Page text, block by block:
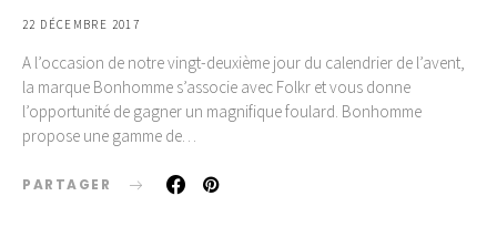
22 DÉCEMBRE 2017
A l’occasion de notre vingt-deuxième jour du calendrier de l’avent,
la marque Bonhomme s’associe avec Folkr et vous donne
l’opportunité de gagner un magnifique foulard. Bonhomme
propose une gamme de…
PARTAGER